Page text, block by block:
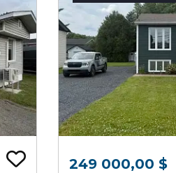
Ajouter au
249 000,00 $